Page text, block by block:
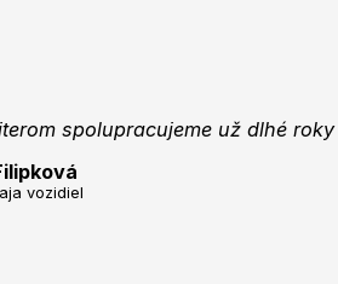
spolupracujeme už dlhé
vozidiel